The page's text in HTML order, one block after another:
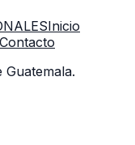
Inicio
Contacto